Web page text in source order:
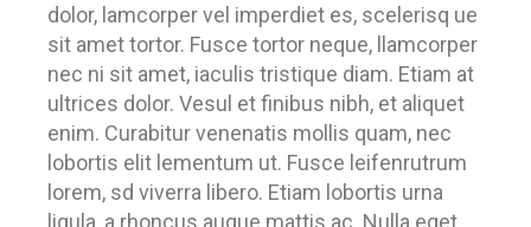
dolor, lamcorper vel imperdiet es, scelerisq ue
sit amet tortor. Fusce tortor neque, llamcorper
nec ni sit amet, iaculis tristique diam. Etiam at
ultrices dolor. Vesul et finibus nibh, et aliquet
enim. Curabitur venenatis mollis quam, nec
lobortis elit lementum ut. Fusce leifenrutrum
lorem, sd viverra libero. Etiam lobortis urna
ligula, a rhoncus augue mattis ac. Nulla eget